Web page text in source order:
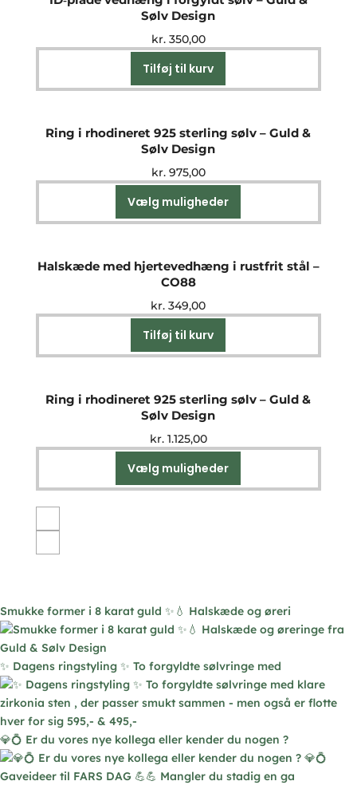
Sølv Design
kr.350,00
Tilføj til kurv
Ring i rhodineret 925 sterling sølv – Guld &
Sølv Design
kr.975,00
Vælg muligheder
vare
varianter.
kan
Halskæde med hjertevedhæng i rustfrit stål –
CO88
kr. 349,00
Tilføj til kurv
Ring i rhodineret 925 sterling sølv – Guld &
Sølv Design
kr.1.125,00
Vælg muligheder
vare
på
varesiden
Smukke former i 8 karat guld ✨💧 Halskæde og øreri
✨ Dagens ringstyling ✨ To forgyldte sølvringe med
💎💍 Er du vores nye kollega eller kender du nogen ?
Gaveideer til FARS DAG 💪💪 Mangler du stadig en ga